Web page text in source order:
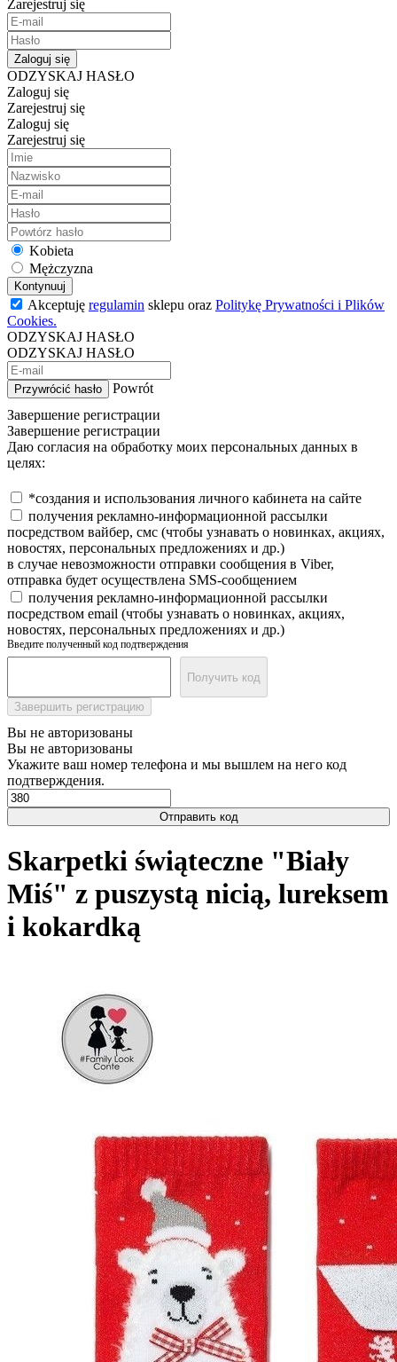
Zarejestruj się
Zaloguj się
ODZYSKAJ HASŁO
Zaloguj się
Zarejestruj się
Zaloguj się
Zarejestruj się
Kobieta
Mężczyzna
Kontynuuj
Akceptuję regulamin sklepu oraz Politykę Prywatności i Plików
Cookies.
ODZYSKAJ HASŁO
ODZYSKAJ HASŁO
Przywrócić hasło
Powrót
Завершение регистрации
Завершение регистрации
Даю согласия на обработку моих персональных данных в
целях:
*создания и использования личного кабинета на сайте
получения рекламно-информационной рассылки
посредством вайбер, смс (чтобы узнавать о новинках, акциях,
новостях, персональных предложениях и др.)
в случае невозможности отправки сообщения в Viber,
отправка будет осуществлена SMS-сообщением
получения рекламно-информационной рассылки
посредством email (чтобы узнавать о новинках, акциях,
новостях, персональных предложениях и др.)
Введите полученный код подтверждения
Получить код
Завершить регистрацию
Вы не авторизованы
Вы не авторизованы
Укажите ваш номер телефона и мы вышлем на него код
подтверждения.
Отправить код
Skarpetki świąteczne "Biały
Miś" z puszystą nicią, lureksem
i kokardką